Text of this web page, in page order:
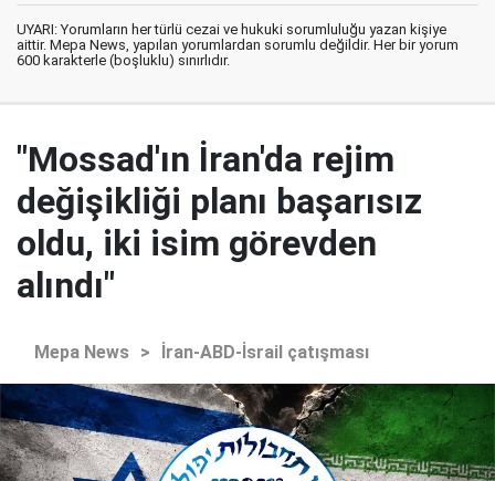
UYARI: Yorumların her türlü cezai ve hukuki sorumluluğu yazan kişiye
aittir. Mepa News, yapılan yorumlardan sorumlu değildir. Her bir yorum
600 karakterle (boşluklu) sınırlıdır.
"Mossad'ın İran'da rejim
değişikliği planı başarısız
oldu, iki isim görevden
alındı"
Mepa News > İran-ABD-İsrail çatışması